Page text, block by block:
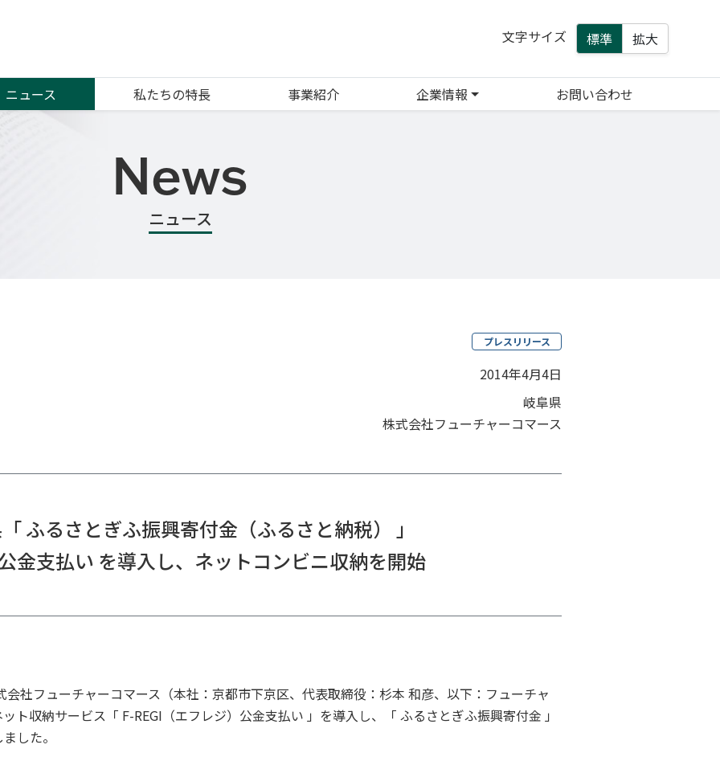
文字サイズ 標準 拡大
ニュース 私たちの特長 事業紹介 企業情報 お問い合わせ
News
ニュース
プレスリリース
2014年4月4日
岐阜県
株式会社フューチャーコマース
ふるさとぎふ振興寄付金（ふるさと納税） 」
金支払い を導入し、ネットコンビニ収納を開始
社フューチャーコマース（本社：京都市下京区、代表取締役：杉本 和彦、以下：フューチャ
ト収納サービス「 F-REGI（エフレジ）公金支払い 」を導入し、「 ふるさとぎふ振興寄付金 」
した。